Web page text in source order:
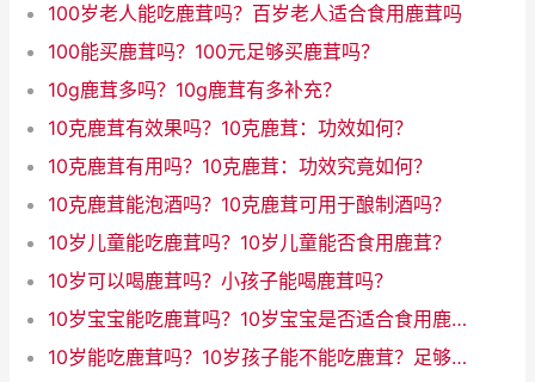
100岁老人能吃鹿茸吗？百岁老人适合食用鹿茸吗
100能买鹿茸吗？100元足够买鹿茸吗？
10g鹿茸多吗？10g鹿茸有多补充？
10克鹿茸有效果吗？10克鹿茸：功效如何？
10克鹿茸有用吗？10克鹿茸：功效究竟如何？
10克鹿茸能泡酒吗？10克鹿茸可用于酿制酒吗？
10岁儿童能吃鹿茸吗？10岁儿童能否食用鹿茸？
10岁可以喝鹿茸吗？小孩子能喝鹿茸吗？
10岁宝宝能吃鹿茸吗？10岁宝宝是否适合食用鹿茸
10岁能吃鹿茸吗？10岁孩子能不能吃鹿茸？足够安全吗？